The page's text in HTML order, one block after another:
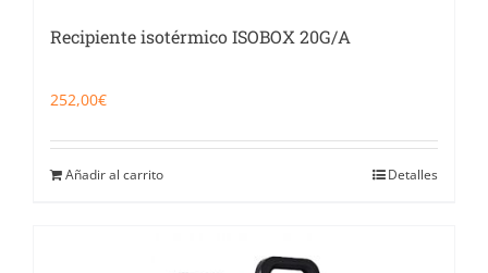
Recipiente isotérmico ISOBOX 20G/A
252,00€
Añadir al carrito Detalles